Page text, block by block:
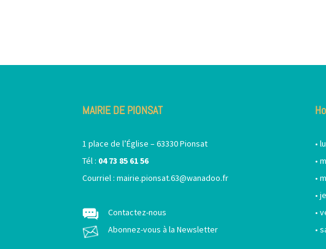
MAIRIE DE PIONSAT
1 place de l’Église – 63330 Pionsat
Tél : 04 73 85 61 56
Courriel :mairie.pionsat.63@wanadoo.fr
Contactez-nous
Abonnez-vous à la Newsletter
•
•
•
•
•
•